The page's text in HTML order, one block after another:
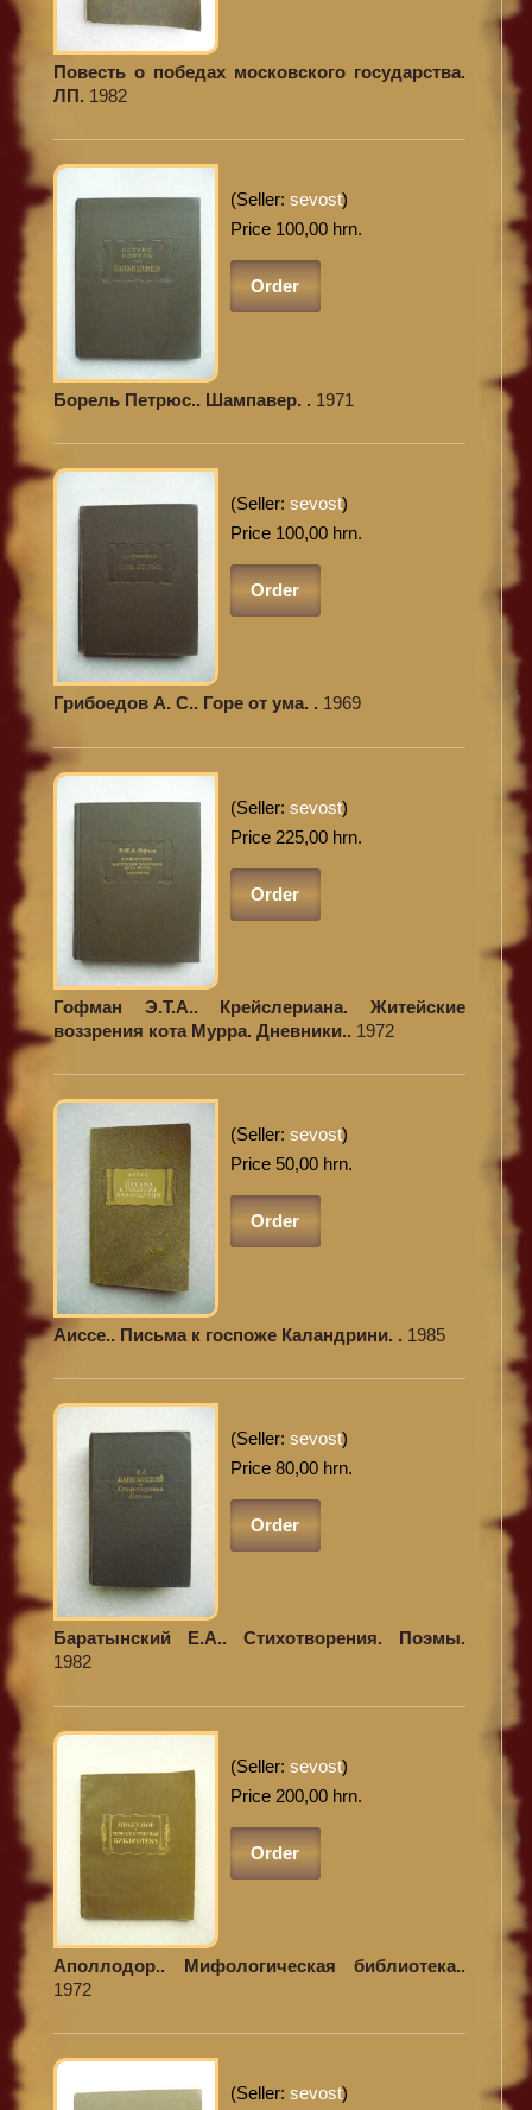
Повесть о победах московского государства.
ЛП. 1982
(Seller: sevost)
Price 100,00 hrn.
Order
Борель Петрюс.. Шампавер. . 1971
(Seller: sevost)
Price 100,00 hrn.
Order
Грибоедов А. С.. Горе от ума. . 1969
(Seller: sevost)
Price 225,00 hrn.
Order
Гофман Э.Т.А.. Крейслериана. Житейские
воззрения кота Мурра. Дневники.. 1972
(Seller: sevost)
Price 50,00 hrn.
Order
Аиссе.. Письма к госпоже Каландрини. . 1985
(Seller: sevost)
Price 80,00 hrn.
Order
Баратынский Е.А.. Стихотворения. Поэмы.
1982
(Seller: sevost)
Price 200,00 hrn.
Order
Аполлодор.. Мифологическая библиотека..
1972
(Seller: sevost)